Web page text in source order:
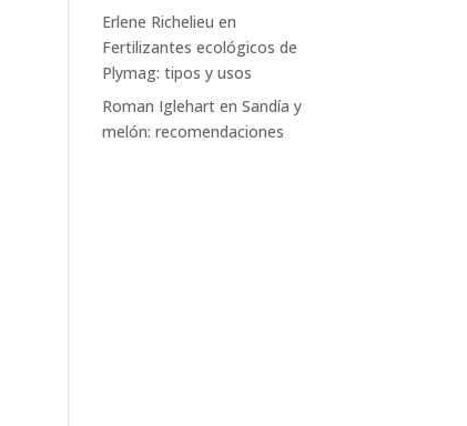
Erlene Richelieu en
Fertilizantes ecológicos de
Plymag: tipos y usos
Roman Iglehart enSandía y
melón: recomendaciones